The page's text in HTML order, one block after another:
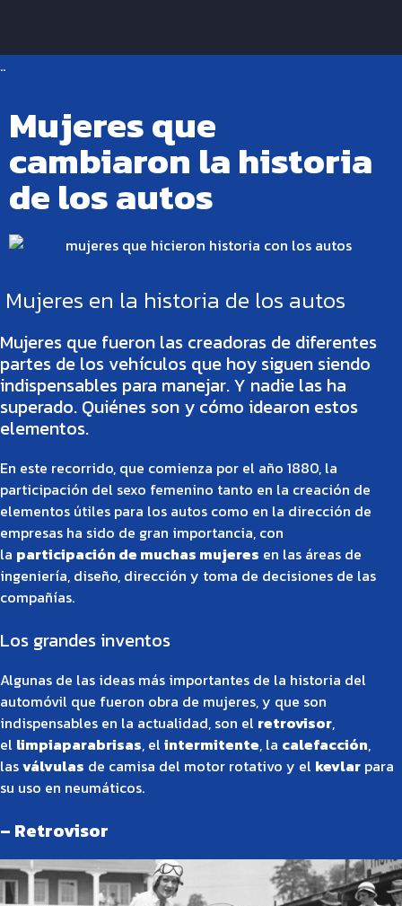
..
Mujeres que
cambiaron la historia
de los autos
Mujeres en la historia de los autos
Mujeres que fueron las creadoras de diferentes
partes de los vehículos que hoy siguen siendo
indispensables para manejar. Y nadie las ha
superado. Quiénes son y cómo idearon estos
elementos.
En este recorrido, que comienza por el año 1880, la
participación del sexo femenino tanto en la creación de
elementos útiles para los autos como en la dirección de
empresas ha sido de gran importancia, con
la participación de muchas mujeres en las áreas de
ingeniería, diseño, dirección y toma de decisiones de las
compañías.
Los grandes inventos
Algunas de las ideas más importantes de la historia del
automóvil que fueron obra de mujeres, y que son
indispensables en la actualidad, son el retrovisor,
el limpiaparabrisas, elintermitente, la calefacción,
lasválvulas de camisa del motor rotativo y el kevlar para
su uso en neumáticos.
– Retrovisor